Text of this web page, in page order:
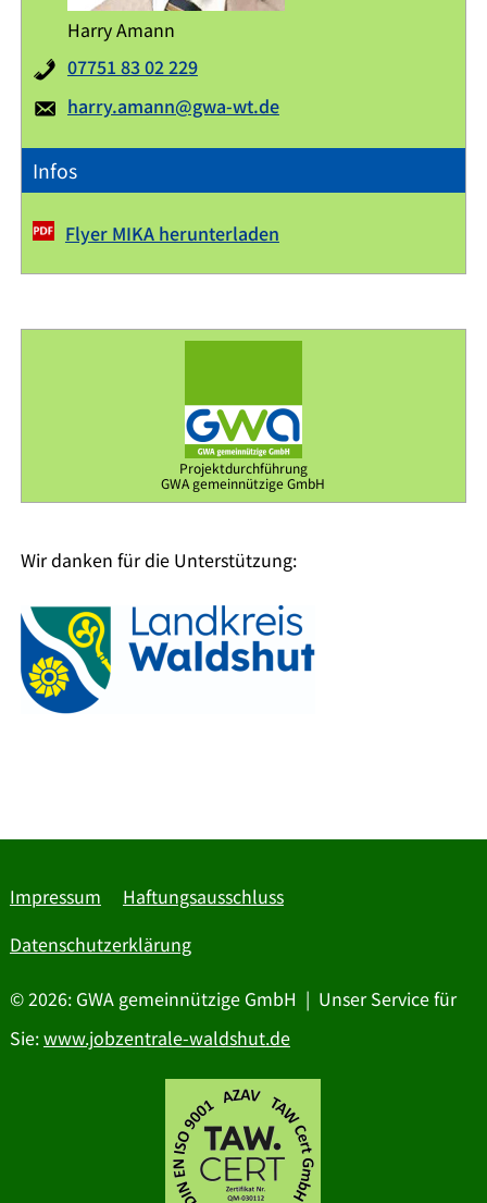
Harry Amann
07751 83 02 229
harry.amann@gwa-wt.de
Infos
Flyer MIKA herunterladen
Projektdurchführung
GWA gemeinnützige GmbH
Wir danken für die Unterstützung:
Impressum
Haftungsausschluss
Datenschutzerklärung
© 2026: GWA gemeinnützige GmbH | Unser Service für
Sie:www.jobzentrale-waldshut.de